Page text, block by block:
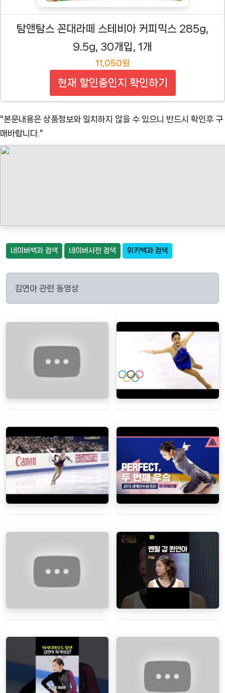
탐앤탐스 꼰대라떼 스테비아 커피믹스 285g,
9.5g, 30개입, 1개
11,050원
현재 할인중인지 확인하기
"본문내용은 상품정보와 일치하지 않을 수 있으니 반드시 확인후 구
매바랍니다."
네이버백과 검색 네이버사전 검색 위키백과 검색
김연아 관련 동영상